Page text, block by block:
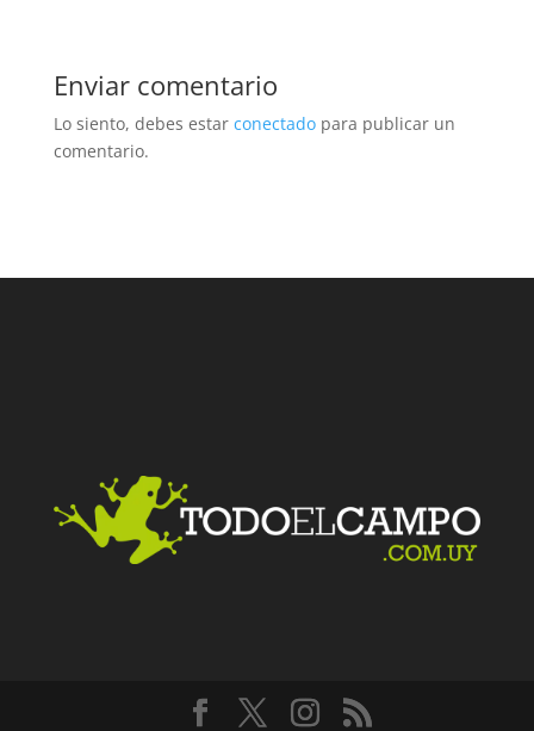
Enviar comentario
Lo siento, debes estar conectadopara publicar un
comentario.
Facebook